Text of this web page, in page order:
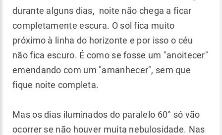
durante alguns dias, noite não chega a ficar
completamente escura. O sol fica muito
próximo à linha do horizonte e por isso o céu
não fica escuro. É como se fosse um "anoitecer"
emendando com um "amanhecer", sem que
fique noite completa.
Mas os dias iluminados do paralelo 60° só vão
ocorrer se não houver muita nebulosidade. Nas